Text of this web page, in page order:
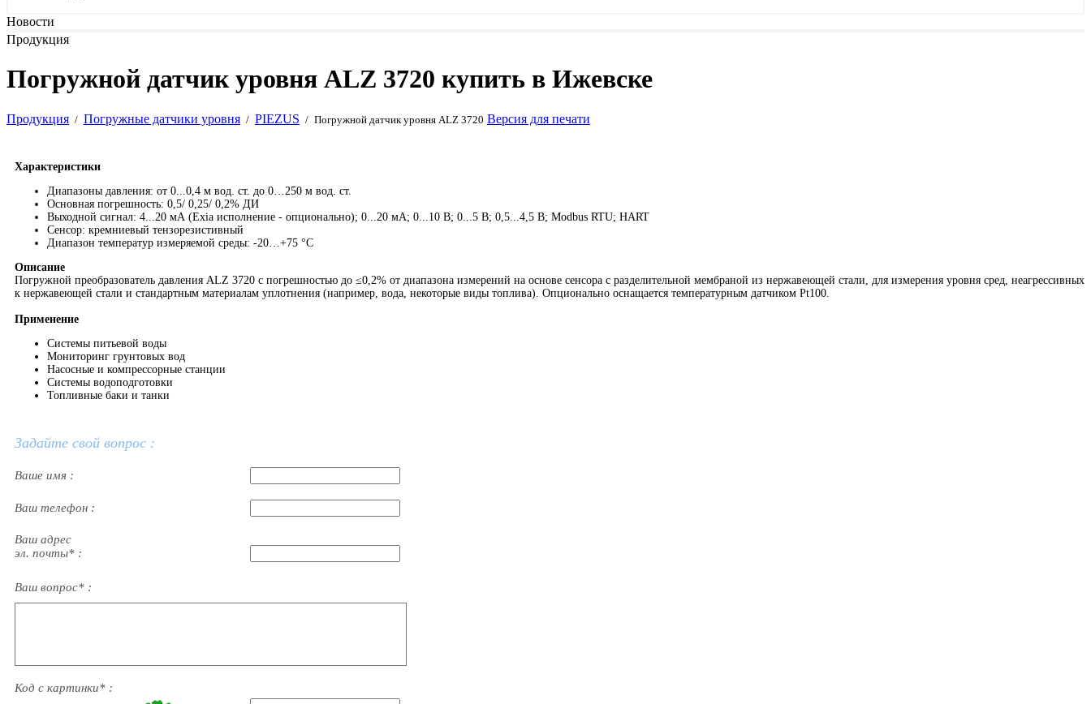
Новости
Продукция
Погружной датчик уровня ALZ 3720 купить в Ижевске
Продукция / Погружные датчики уровня / PIEZUS / Погружной датчик уровня ALZ 3720 Версия для печати
Характеристики
Диапазоны давления: от 0...0,4 м вод. ст. до 0…250 м вод. ст.
Основная погрешность: 0,5/ 0,25/ 0,2% ДИ
Выходной сигнал: 4...20 мА (Exia исполнение - опционально); 0...20 мA; 0...10 В; 0...5 В; 0,5...4,5 В; Modbus RTU; HART
Сенсор: кремниевый тензорезистивный
Диапазон температур измеряемой среды: -20…+75 °C
Описание
Погружной преобразователь давления ALZ 3720 с погрешностью до ≤0,2% от диапазона измерений на основе сенсора с разделительной мембраной из нержавеющей стали, для измерения уровня сред, неагрессивных
к нержавеющей стали и стандартным материалам уплотнения (например, вода, некоторые виды топлива). Опционально оснащается температурным датчиком Pt100.
Применение
Системы питьевой воды
Мониторинг грунтовых вод
Насосные и компрессорные станции
Системы водоподготовки
Топливные баки и танки
Задайте свой вопрос :
Ваше имя :
Ваш телефон :
Ваш адрес
эл. почты* :
Ваш вопрос* :
Код с картинки* :